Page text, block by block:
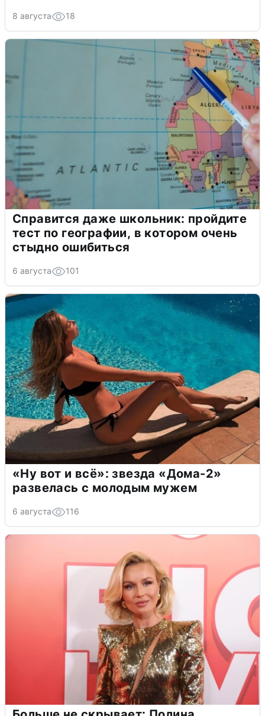
8 августа 18
Справится даже школьник: пройдите
тест по географии, в котором очень
стыдно ошибиться
6 августа 101
«Ну вот и всё»: звезда «Дома-2»
развелась с молодым мужем
6 августа 116